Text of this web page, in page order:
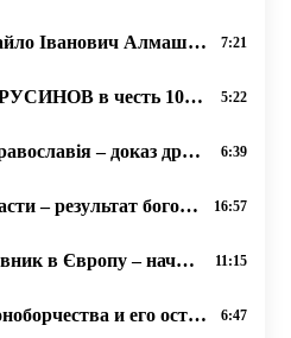
Спочив Михайло Іванович Алмашій (1930-2019). 7:21
Торжества в РУСИНОВ в честь 100 летия Руской Народной Республикы Лемков! 5:22
Торжество Православія – доказ древности вҍры и вҍрности древнім рҍшеніям. 6:39
Узурпація власти – результат богоборчества, 16.09.2020 прот. Димитрий Сидор 16:57
Хочешь чиновник в Європу – начинай уважати права русинов! 30.01.2020 11:15
ч 22 Суть иконоборчества и его остатки на Западе 17.10.2020. прот. Димитрий Сидор 6:47